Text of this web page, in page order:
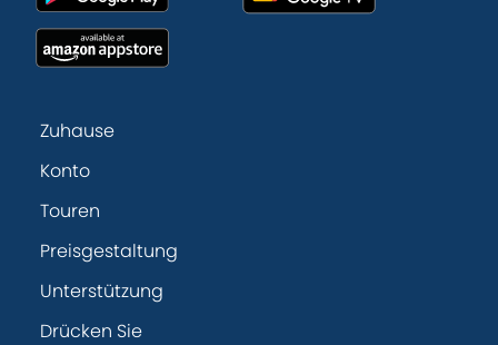
Zuhause
Konto
Touren
Preisgestaltung
Unterstützung
Drücken Sie